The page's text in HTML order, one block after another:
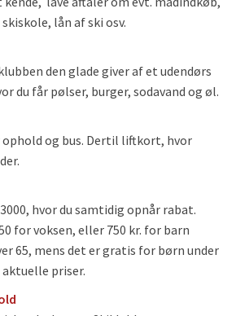
lån af ski osv.
den glade giver af et udendørs
du får pølser, burger, sodavand og øl.
ophold og bus. Dertil liftkort, hvor
hvor du samtidig opnår rabat.
for voksen, eller 750 kr. for barn
65, mens det er gratis for børn under
aktuelle priser.